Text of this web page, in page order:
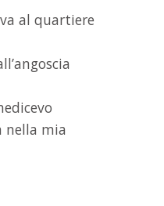
al quartiere
nella mia